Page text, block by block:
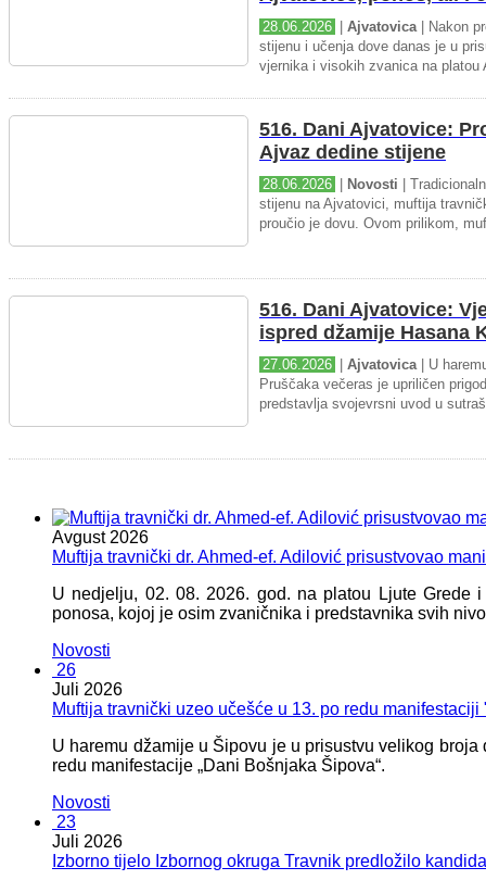
28.06.2026 Ajvatovica| Nakon
stijenu i učenja dove danas je u
vjernika i visokih zvanica na platou
516. Dani Ajvatovice:
Ajvaz dedine stijene
28.06.2026 Novosti |
stijenu na Ajvatovici, muftija
proučio je dovu. Ovom prilikom,
516. Dani Ajvatovice:
ispred džamije Hasana
27.06.2026 Ajvatovica| U
Pruščaka večeras je upriličen
predstavlja svojevrsni uvod u
Avgust 2026
Muftija travnički dr. Ahmed-ef. Adilović prisustvovao
U nedjelju, 02. 08. 2026. god. na platou Ljute
ponosa, kojoj je osim zvaničnika i predstavnika svih
Novosti
26
Juli 2026
Muftija travnički uzeo učešće u 13. po redu
U haremu džamije u Šipovu je u prisustvu velikog
redu manifestacije „Dani Bošnjaka Šipova“.
Novosti
23
Juli 2026
Izborno tijelo Izbornog okruga Travnik predložilo